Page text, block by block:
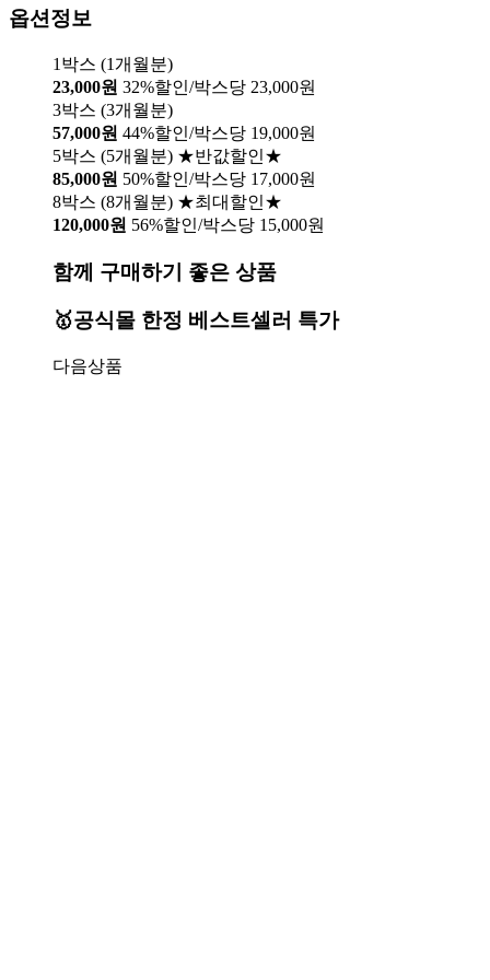
옵션정보
1박스 (1개월분)
23,000원 32%할인/박스당 23,000원
3박스 (3개월분)
57,000원 44%할인/박스당 19,000원
5박스 (5개월분) ★반값할인★
85,000원 50%할인/박스당 17,000원
8박스 (8개월분) ★최대할인★
120,000원 56%할인/박스당 15,000원
함께 구매하기 좋은 상품
🥇공식몰 한정 베스트셀러 특가
다음상품